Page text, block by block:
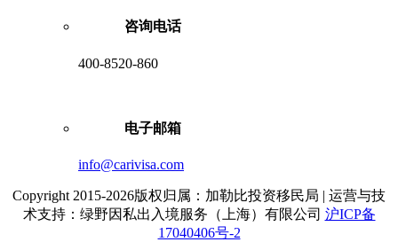
咨询电话
400-8520-860
电子邮箱
info@carivisa.com
Copyright 2015-2026版权归属：加勒比投资移民局 | 运营与技
术支持：绿野因私出入境服务（上海）有限公司 沪ICP备
17040406号-2